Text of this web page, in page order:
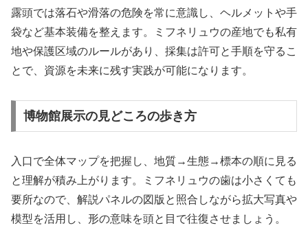
露頭では落石や滑落の危険を常に意識し、ヘルメットや手
袋など基本装備を整えます。ミフネリュウの産地でも私有
地や保護区域のルールがあり、採集は許可と手順を守るこ
とで、資源を未来に残す実践が可能になります。
博物館展示の見どころの歩き方
入口で全体マップを把握し、地質→生態→標本の順に見る
と理解が積み上がります。ミフネリュウの歯は小さくても
要所なので、解説パネルの図版と照合しながら拡大写真や
模型を活用し、形の意味を頭と目で往復させましょう。